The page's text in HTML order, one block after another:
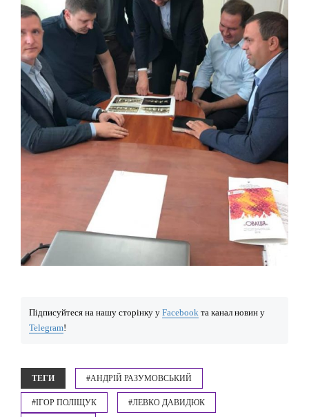
Підписуйтеся на нашу сторінку у Facebook та канал новин у
Telegram!
ТЕГИ #АНДРІЙ РАЗУМОВСЬКИЙ
#ІГОР ПОЛІЩУК #ЛЕВКО ДАВИДЮК